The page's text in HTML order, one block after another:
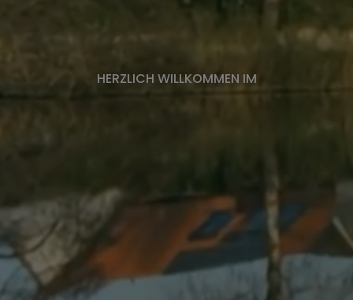
HERZLICH WILLKOMMEN IM